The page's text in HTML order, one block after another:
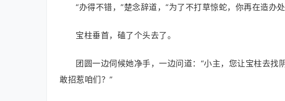
“办得不错，”楚念辞道，“为了不打草惊蛇，你再在造办
宝柱垂首，磕了个头去了。
团圆一边伺候她净手，一边问道：“小主，您让宝柱去
敢招惹咱们？”